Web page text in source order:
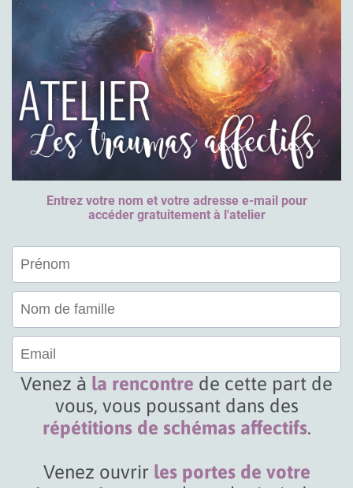
Entrez votre nom et votre adresse e-mail pour
accéder gratuitement à l'atelier
Venez à la rencontre de cette part de
vous, vous poussant dans des
répétitions de schémas affectifs.
Venez ouvrir les portes de votre